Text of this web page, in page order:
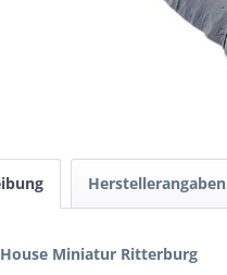
Herstellerangaben
Miniatur Ritterburg